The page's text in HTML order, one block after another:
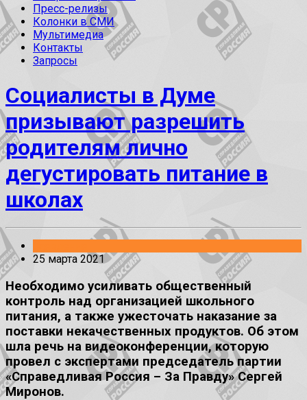
Пресс-релизы
Колонки в СМИ
Мультимедиа
Контакты
Запросы
Социалисты в Думе
призывают разрешить
родителям лично
дегустировать питание в
школах
25 марта 2021
Необходимо усиливать общественный
контроль над организацией школьного
питания, а также ужесточать наказание за
поставки некачественных продуктов. Об этом
шла речь на видеоконференции, которую
провел с экспертами председатель партии
«Справедливая Россия – За Правду» Сергей
Миронов.